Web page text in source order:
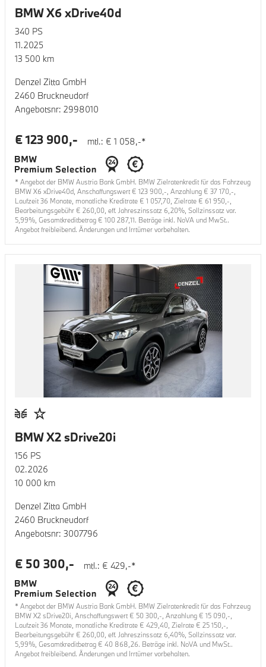
BMW X6 xDrive40d
340 PS
11.2025
13 500 km
Denzel Zitta GmbH
2460 Bruckneudorf
Angebotsnr: 2998010
mtl.: € 1 058,-*
€ 123 900,-
* Angebot der BMW Austria Bank GmbH. BMW Zielratenkredit für das Fahrzeug
BMW X6 xDrive40d , Anschaffungswert € 123 900 ,-, Anzahlung € 37 170 ,-,
Laufzeit36 Monate, monatliche Kreditrate € 1 057,70 , Zielrate € 61 950 ,-,
Bearbeitungsgebühr € 260,00 , eff. Jahreszinssatz 6,20%, Sollzinssatz var.
5,99%, Gesamtkreditbetrag € 100 287,11. Beträge inkl. NoVA und MwSt..
Angebot freibleibend. Änderungen und Irrtümer vorbehalten.
BMW X2 sDrive20i
156 PS
02.2026
10 000 km
Denzel Zitta GmbH
2460 Bruckneudorf
Angebotsnr: 3007796
mtl.: € 429,-*
€ 50 300,-
* Angebot der BMW Austria Bank GmbH. BMW Zielratenkredit für das Fahrzeug
BMW X2 sDrive20i , Anschaffungswert € 50 300 ,-, Anzahlung € 15 090 ,-,
Laufzeit36 Monate, monatliche Kreditrate € 429,40 , Zielrate € 25 150 ,-,
Bearbeitungsgebühr € 260,00 , eff. Jahreszinssatz 6,40%, Sollzinssatz var.
5,99%, Gesamtkreditbetrag € 40 868,26. Beträge inkl. NoVA und MwSt..
Angebot freibleibend. Änderungen und Irrtümer vorbehalten.